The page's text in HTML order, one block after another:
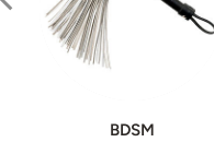
BDSM